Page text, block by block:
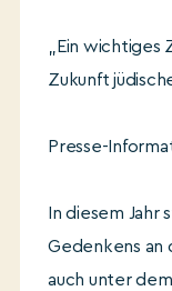
„Ein wichtiges
Zukunft
Presse-
In diesem Jahr
Gedenkens an
auch unter